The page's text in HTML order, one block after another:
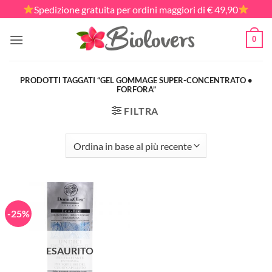
ai
contenuti
Spedizione gratuita per ordini maggiori di € 49,90
0
PRODOTTI TAGGATI “GEL GOMMAGE SUPER-CONCENTRATO •
FORFORA”
FILTRA
-25%
ESAURITO